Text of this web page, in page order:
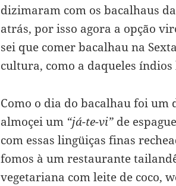
dizimaram com os bacalhaus
atrás, por isso agora a opção
sei que comer bacalhau na
cultura, como a daqueles
Como o dia do bacalhau foi
almoçei um “já-te-vi” de
com essas lingüiças finas
fomos à um restaurante
vegetariana com leite de coco,